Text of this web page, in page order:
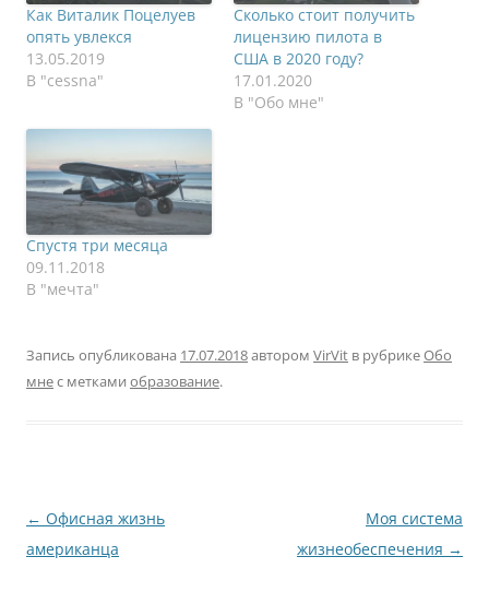
Как Виталик Поцелуев
опять увлекся
13.05.2019
В "cessna"
Сколько стоит получить
лицензию пилота в
США в 2020 году?
17.01.2020
В "Обо мне"
Спустя три месяца
09.11.2018
В "мечта"
Запись опубликована 17.07.2018автором VirVit в рубрикеОбо
мнес метками образование.
Навигация
по
← Офисная жизнь
американца
Моя система
жизнеобеспечения →